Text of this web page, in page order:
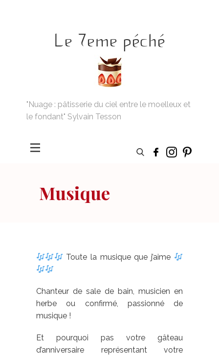
Le 7eme péché
"Nuage : pâtisserie du ciel entre le moelleux et
le fondant" Sylvain Tesson
Musique
Toute la musique que j’aime
Chanteur de sale de bain, musicien en
herbe ou confirmé, passionné de
musique !
Et pourquoi pas votre gâteau
d’anniversaire représentant votre